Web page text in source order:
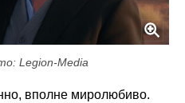
Legion-Media
вполне миролюбиво.